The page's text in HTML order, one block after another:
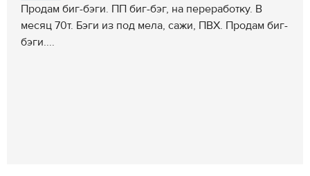
Продам биг-бэги. ПП биг-бэг, на переработку. В
месяц 70т. Бэги из под мела, сажи, ПВХ. Продам биг-
бэги....